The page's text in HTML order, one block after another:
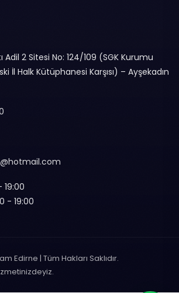
Adil 2 Sitesi No: 124/109 (SGK Kurumu
İl Halk Kütüphanesi Karşısı) – Ayşekadın
- 19:00
Edirne | Tüm Hakları Saklıdır.